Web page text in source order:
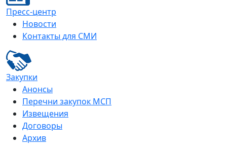
Пресс-центр
Новости
Контакты для СМИ
Закупки
Анонсы
Перечни закупок МСП
Извещения
Договоры
Архив